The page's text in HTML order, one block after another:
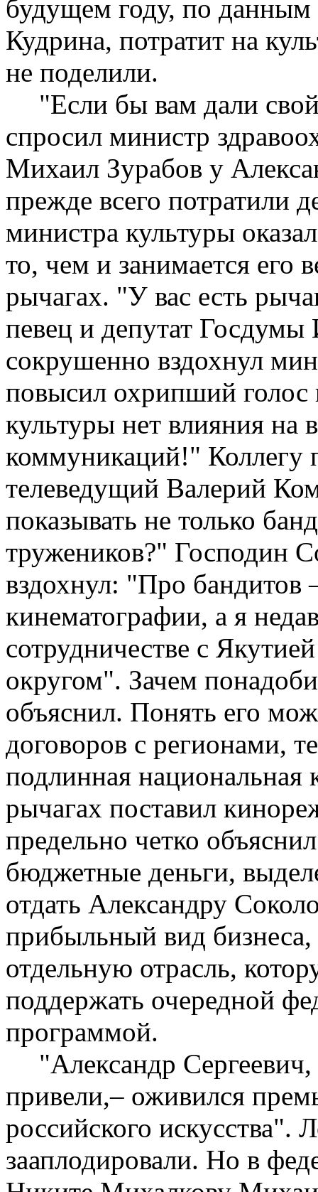
будущем году, по
Кудрина, потратит на
не поделили.
"Если бы вам дали
спросил министр
Михаил Зурабов у
прежде всего потратили
министра культуры
то, чем и занимается его
рычагах. "У вас есть
певец и депутат
сокрушенно вздохнул
повысил охрипший голос
культуры нет влияния
коммуникаций!" Коллегу
телеведущий Валерий
показывать не только
тружеников?" Господин
вздохнул: "Про бандитов
кинематографии, а я
сотрудничестве с
округом". Зачем
объяснил. Понять его
договоров с регионами,
подлинная национальная
рычагах поставил
предельно четко
бюджетные деньги,
отдать Александру
прибыльный вид бизнеса,
отдельную отрасль,
поддержать очередной
программой.
"Александр
привели,– оживился
российского искусства".
зааплодировали. Но в